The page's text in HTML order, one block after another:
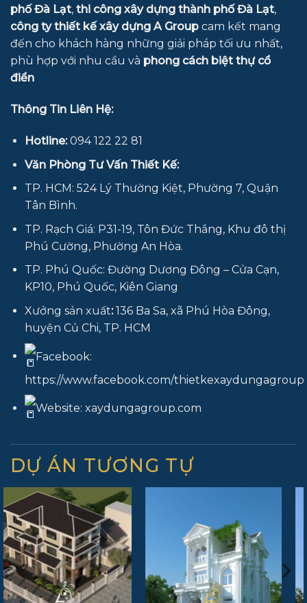
phố Đà Lạt, thi công xây dựng thành phố Đà Lạt,
công ty thiết kế xây dựng A Group cam kết mang
đến cho khách hàng những giải pháp tối ưu nhất,
phù hợp với nhu cầu và phong cách biệt thự cổ
điển
Thông Tin Liên Hệ:
Hotline:094 122 22 81
Văn Phòng Tư Vấn Thiết Kế:
TP. HCM: 524 Lý Thường Kiệt, Phường 7, Quận
Tân Bình.
TP. Rạch Giá: P31-19, Tôn Đức Thắng, Khu đô thị
Phú Cường, Phường An Hòa.
TP. Phú Quốc: Đường Dương Đông – Cửa Cạn,
KP10, Phú Quốc, Kiên Giang
Xưởng sản xuất:136 Ba Sa, xã Phú Hòa Đông,
huyện Củ Chi, TP. HCM
Facebook:
https://www.facebook.com/thietkexaydungagroup
Website: xaydungagroup.com
DỰ ÁN TƯƠNG TỰ